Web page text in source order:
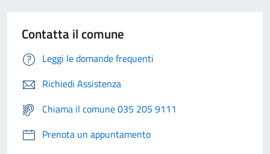
Contatta il comune
Leggi le domande frequenti
Richiedi Assistenza
Chiama il comune 035 205 9111
Prenota un appuntamento